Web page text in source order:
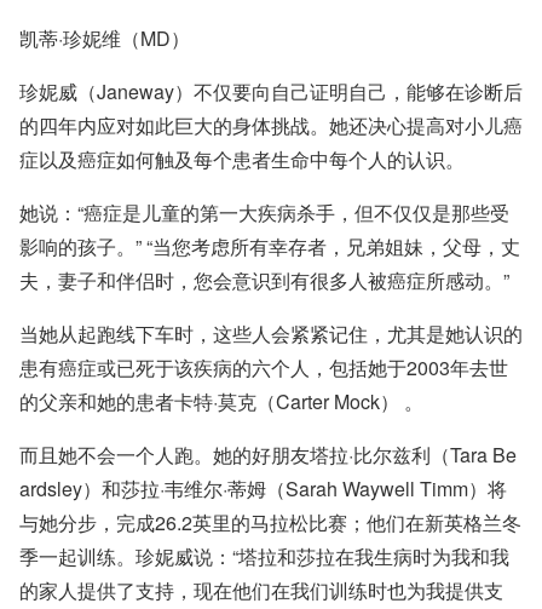
凯蒂·珍妮维（MD）
珍妮威（Janeway）不仅要向自己证明自己，能够在诊断后
的四年内应对如此巨大的身体挑战。她还决心提高对小儿癌
症以及癌症如何触及每个患者生命中每个人的认识。
她说：“癌症是儿童的第一大疾病杀手，但不仅仅是那些受
影响的孩子。” “当您考虑所有幸存者，兄弟姐妹，父母，丈
夫，妻子和伴侣时，您会意识到有很多人被癌症所感动。”
当她从起跑线下车时，这些人会紧紧记住，尤其是她认识的
患有癌症或已死于该疾病的六个人，包括她于2003年去世
的父亲和她的患者卡特·莫克（Carter Mock）
。
而且她不会一个人跑。她的好朋友塔拉·比尔兹利（Tara Be
ardsley）和莎拉·韦维尔·蒂姆（Sarah Waywell Timm）将
与她分步，完成26.2英里的马拉松比赛；他们在新英格兰冬
季一起训练。珍妮威说：“塔拉和莎拉在我生病时为我和我
的家人提供了支持，现在他们在我们训练时也为我提供支